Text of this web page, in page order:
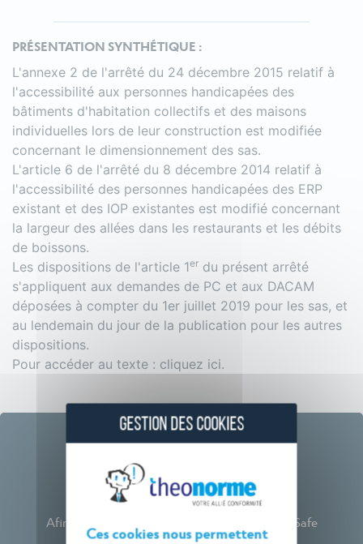
PRÉSENTATION SYNTHÉTIQUE :
L'annexe 2 de l'arrêté du 24 décembre 2015 relatif à
l'accessibilité aux personnes handicapées des
bâtiments d'habitation collectifs et des maisons
individuelles lors de leur construction est modifiée
concernant le dimensionnement des sas.
L'article 6 de l'arrêté du 8 décembre 2014 relatif à
l'accessibilité des personnes handicapées des ERP
existant et des IOP existantes est modifié concernant
la largeur des allées dans les restaurants et les débits
de boissons.
Les dispositions de l'article 1er du présent arrêté
s'appliquent aux demandes de PC et aux DACAM
déposées à compter du 1er juillet 2019 pour les sas, et
au lendemain du jour de la publication pour les autres
dispositions.
Pour accéder au texte : cliquez ici.
Webinaires
Afin de rester à vos côtés, Théo Norme et BatiSafe
GESTION DES COOKIES
Ces cookies nous permettent